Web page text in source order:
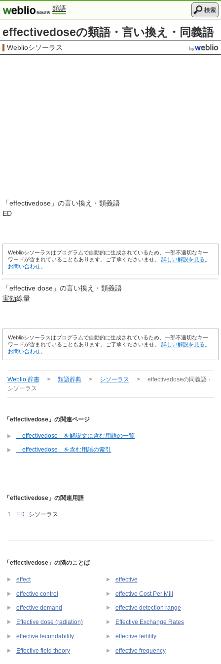
類語 検索
effectivedoseの類語・言い換え・同義語
Weblioシソーラス
「effectivedose 」の言い換え・類義語
ED
Weblioシソーラスはプログラムで自動的に生成されているため、一部不適切なキー
ワードが含まれていることもあります。ご了承くださいませ。 詳しい解説を見る
お問い合わせ
「effective dose 」の言い換え・類義語
実効線量
Weblioシソーラスはプログラムで自動的に生成されているため、一部不適切なキー
ワードが含まれていることもあります。ご了承くださいませ。 詳しい解説を見る
お問い合わせ
Weblio 辞書 > 類語辞典 > シソーラス > effectivedoseの同義語・
シソーラス
「effectivedose」の関連ページ
「effectivedose」を解説文に含む用語の一覧
「effectivedose」を含む用語の索引
「effectivedose」の関連用語
ED シソーラス
「effectivedose」の隣のことば
effect effective
effective control effective Cost Per Mill
effective demand effective detection range
Effective dose (radiation) Effective Exchange Rates
effective fecundability effective fertility
Effective field theory effective frequency